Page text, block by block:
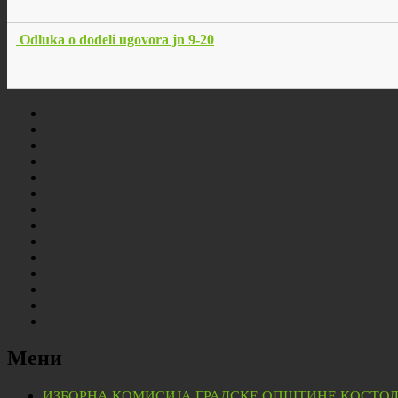
Odluka o dodeli ugovora jn 9-20
Мени